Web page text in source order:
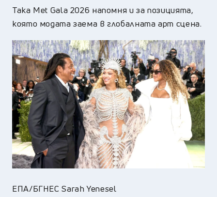
Така Met Gala 2026 напомня и за позицията,
която модата заема в глобалната арт сцена.
ЕПА/БГНЕС Sarah Yenesel